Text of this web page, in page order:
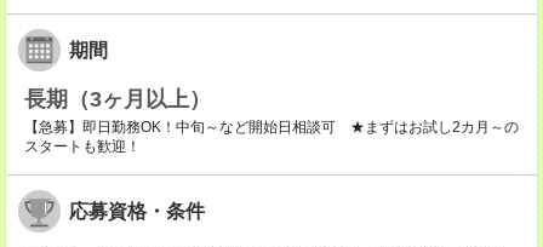
期間
長期（3ヶ月以上）
【急募】即日勤務OK！中旬～など開始日相談可 ★まずはお試し2カ月～の
スタートも歓迎！
応募資格・条件